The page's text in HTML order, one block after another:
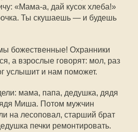
«Мама-а, дай кусок хлеба!»
Ты скушаешь — и будешь
божественные! Охранники
а взрослые говорят: мол, раз
услышит и нам поможет.
мама, папа, дедушка, дядя
Миша. Потом мужчин
на лесоповал, старший брат
печки ремонтировать.